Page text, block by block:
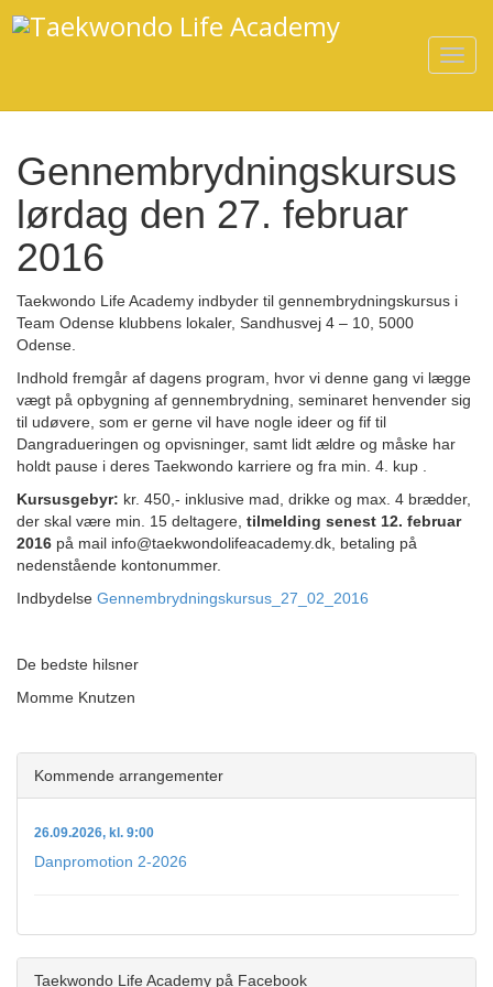
T
g
l
i
t
o
Gennembrydningskursus
lørdag den 27. februar
2016
Taekwondo Life Academy indbyder til gennembrydningskursus i
Team Odense klubbens lokaler, Sandhusvej 4 – 10, 5000
Odense.
Indhold fremgår af dagens program, hvor vi denne gang vi lægge
vægt på opbygning af gennembrydning, seminaret henvender sig
til udøvere, som er gerne vil have nogle ideer og fif til
Dangradueringen og opvisninger, samt lidt ældre og måske har
holdt pause i deres Taekwondo karriere og fra min. 4. kup .
Kursusgebyr: kr. 450,- inklusive mad, drikke og max. 4 brædder,
der skal være min. 15 deltagere, tilmelding senest 12. februar
2016 på mail info@taekwondolifeacademy.dk, betaling på
nedenstående kontonummer.
Indbydelse Gennembrydningskursus_27_02_2016
De bedste hilsner
Momme Knutzen
Kommende arrangementer
26.09.2026, kl. 9:00
Danpromotion 2-2026
Taekwondo Life Academy på Facebook